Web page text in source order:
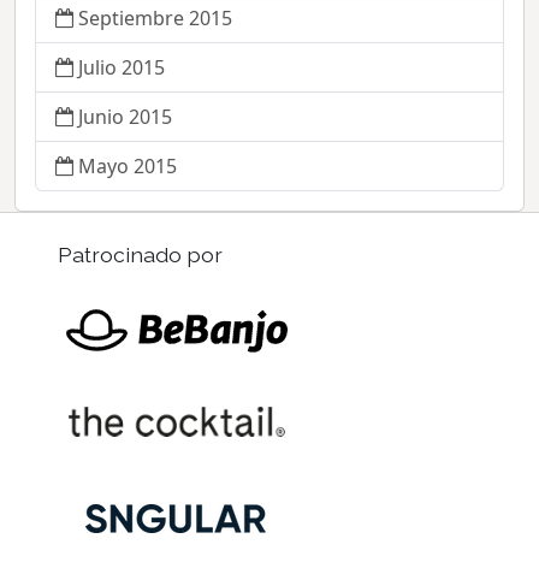
Septiembre 2015
Julio 2015
Junio 2015
Mayo 2015
Patrocinado por